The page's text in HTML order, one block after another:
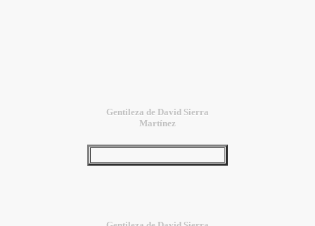
Gentileza de David Sierra
Martínez